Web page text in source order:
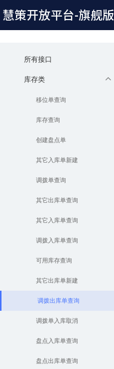
慧策开放平台-旗舰版
所有接口
库存类
移位单查询
库存查询
创建盘点单
其它入库单新建
调拨单查询
其它出库单查询
其它入库单查询
调拨入库单查询
可用库存查询
其它出库单新建
调拨出库单查询
调拨单入库取消
盘点入库单查询
盘点出库单查询